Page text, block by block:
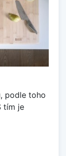
podle toho
tím je